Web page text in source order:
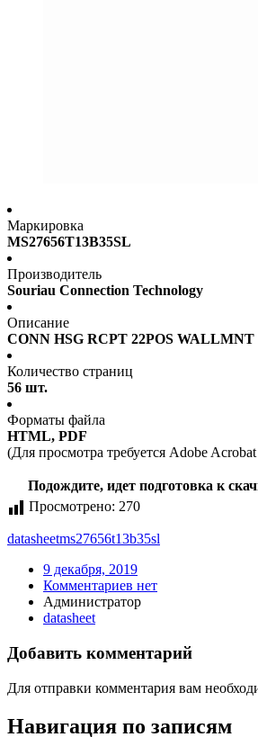
Маркировка
MS27656T13B35SL
Производитель
Souriau Connection Technology
Описание
CONN HSG RCPT 22POS
Количество страниц
56 шт.
Форматы файла
HTML, PDF
(Для просмотра требуется Adobe
Подождите, идет подготовка к
Просмотрено: 270
datasheetms27656t13b35sl
9 декабря, 2019
Комментариев нет
Администратор
datasheet
Добавить комментарий
Для отправки комментария вам
Навигация по записям